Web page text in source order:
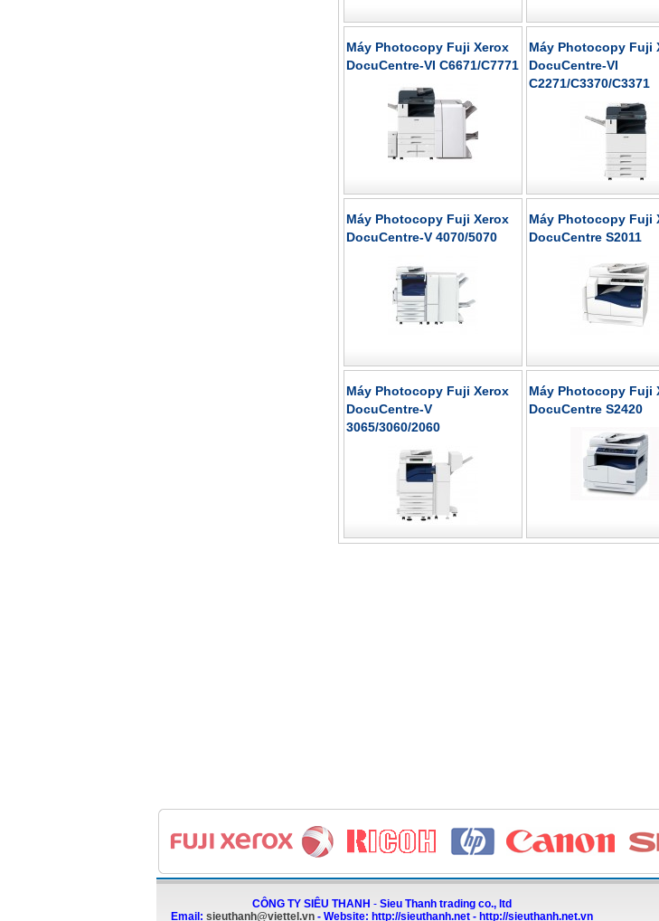
Máy Photocopy Fuji Xerox
DocuCentre-VI C6671/C7771
Máy Photocopy Fuji
DocuCentre-VI
C2271/C3370/C3371
Máy Photocopy Fuji Xerox
DocuCentre-V 4070/5070
Máy Photocopy Fuji
DocuCentre S2011
Máy Photocopy Fuji Xerox
DocuCentre-V
3065/3060/2060
Máy Photocopy Fuji
DocuCentre S2420
CÔNG TY SIÊU THANH - Sieu Thanh trading co., ltd
Email: sieuthanh@viettel.vn - Website: http://sieuthanh.net - http://sieuthanh.net.vn